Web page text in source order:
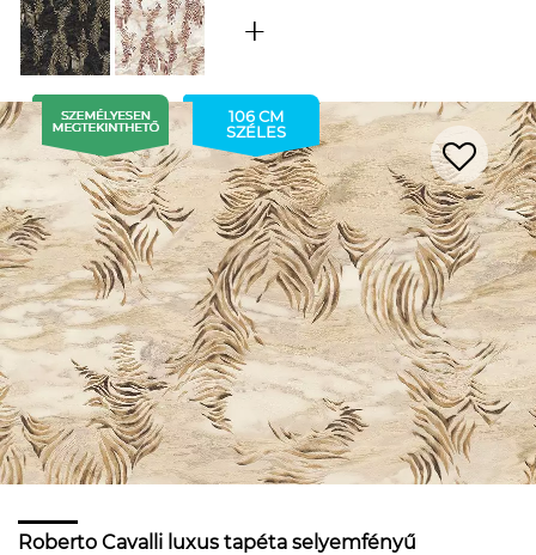
106 CM
SZÉLES
Roberto Cavalli luxus tapéta selyemfényű